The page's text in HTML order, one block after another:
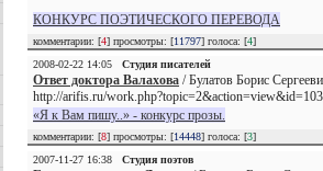
КОНКУРС ПОЭТИЧЕСКОГО ПЕРЕВОДА
комментарии: [4] просмотры: [11797] голоса: [4]
2008-02-22 14:05
Студия писателей
Ответ доктора Валахова / Булатов Борис
http://arifis.ru/
«Я к Вам пишу..» - конкурс прозы.
комментарии: [8] просмотры: [14448] голоса: [3]
2007-11-27 16:38
Студия поэтов